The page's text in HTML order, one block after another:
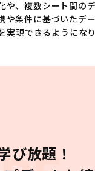
や、複数シート間の
や条件に基づいたデ
実現できるようにな
び放題！